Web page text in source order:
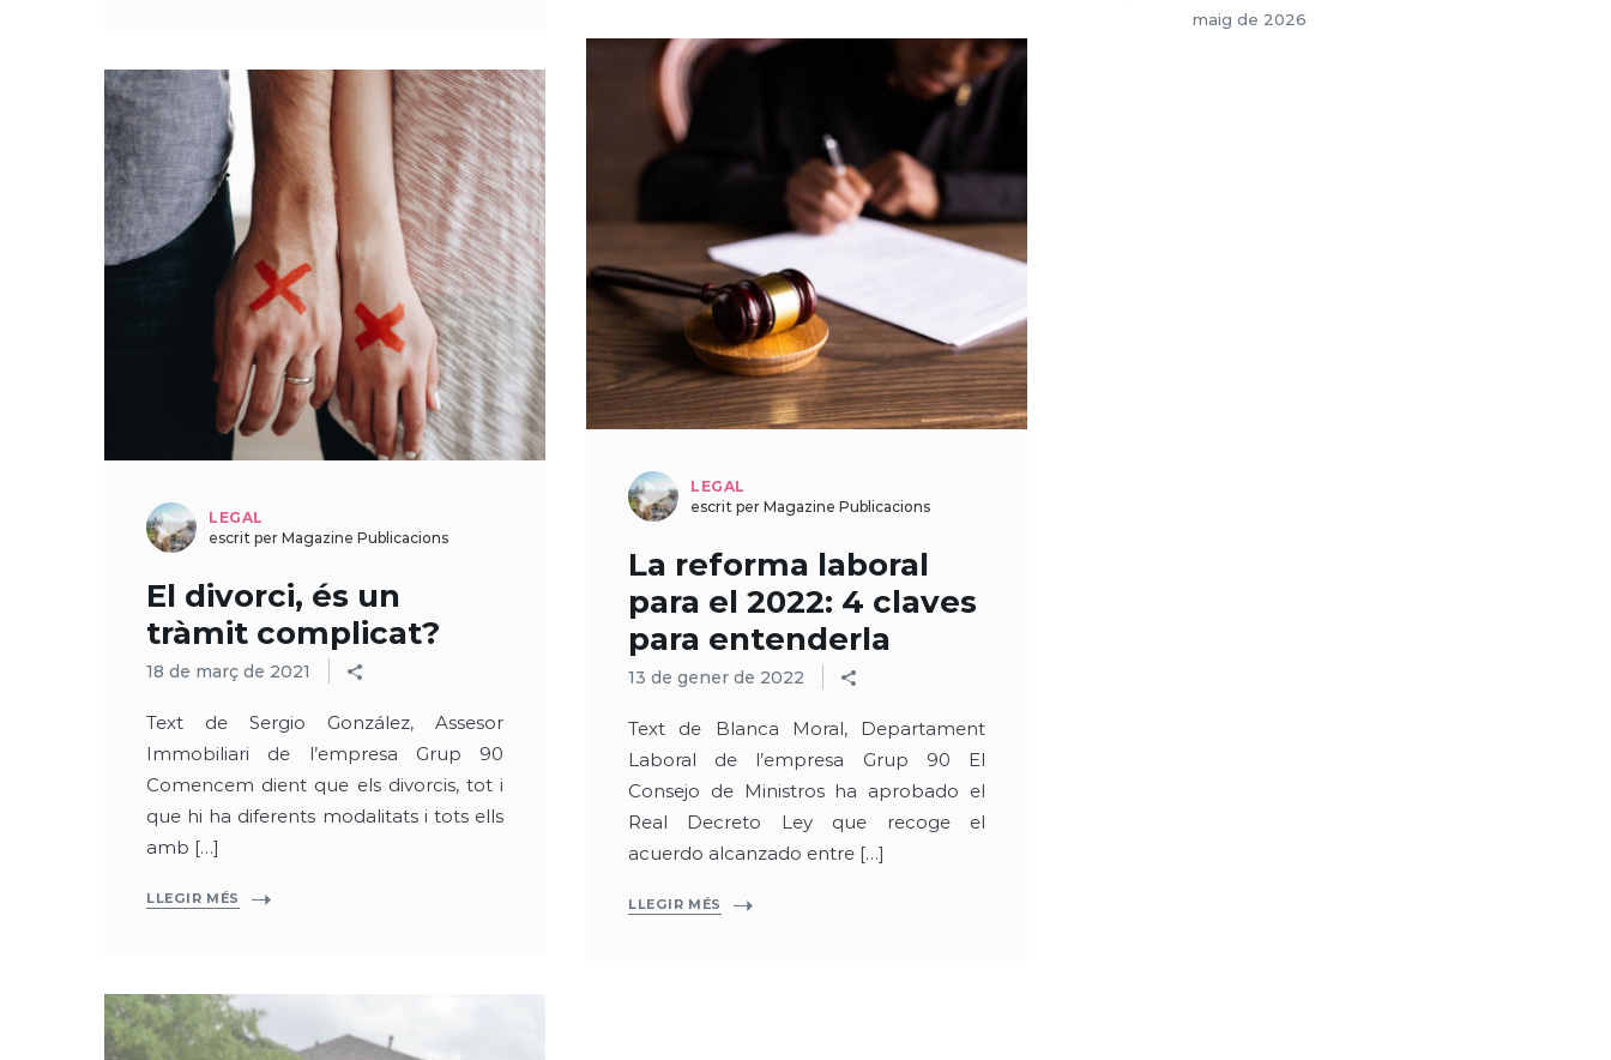
LEGAL
escrit per Magazine Publicacions
La reforma laboral
para el 2022: 4 claves
para entenderla
13 de gener de 2022
Text de Blanca Moral, Departament
Laboral de l’empresa Grup 90 El
Consejo de Ministros ha aprobado el
Real Decreto Ley que recoge el
acuerdo alcanzado entre […]
LLEGIR MÉS
LEGAL
escrit per Magazine Publicacions
El divorci, és un
tràmit complicat?
18 de març de 2021
Text de Sergio González, Assesor
Immobiliari de l’empresa Grup 90
Comencem dient que els divorcis, tot i
que hi ha diferents modalitats i tots ells
amb […]
LLEGIR MÉS
maig de 2026